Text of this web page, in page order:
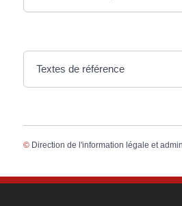
Textes de référence
© Direction de l'information légale et